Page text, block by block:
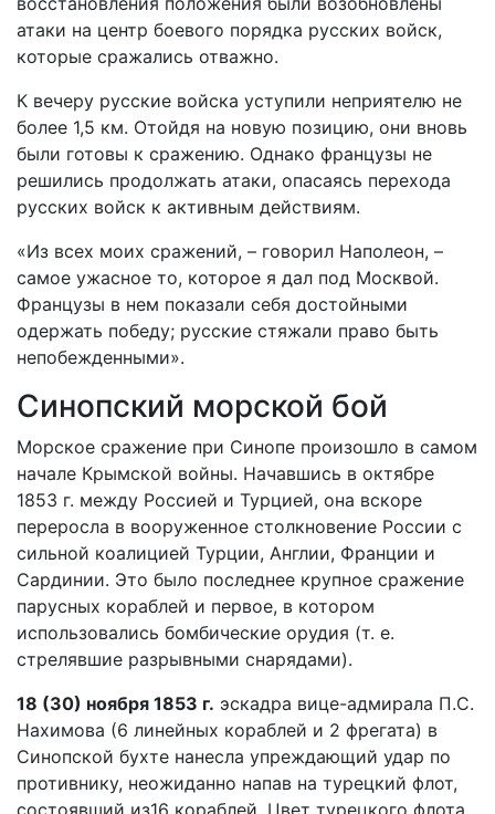
атаки на центр боевого порядка русских войск,
которые сражались отважно.
К вечеру русские войска уступили неприятелю не
более 1,5 км. Отойдя на новую позицию, они вновь
были готовы к сражению. Однако французы не
решились продолжать атаки, опасаясь перехода
русских войск к активным действиям.
«Из всех моих сражений, – говорил Наполеон, –
самое ужасное то, которое я дал под Москвой.
Французы в нем показали себя достойными
одержать победу; русские стяжали право быть
непобежденными».
Синопский морской бой
Морское сражение при Синопе произошло в самом
начале Крымской войны. Начавшись в октябре
1853 г. между Россией и Турцией, она вскоре
переросла в вооруженное столкновение России с
сильной коалицией Турции, Англии, Франции и
Сардинии. Это было последнее крупное сражение
парусных кораблей и первое, в котором
использовались бомбические орудия (т. е.
стрелявшие разрывными снарядами).
18 (30) ноября 1853 г. эскадра вице-адмирала П.С.
Нахимова (6 линейных кораблей и 2 фрегата) в
Синопской бухте нанесла упреждающий удар по
противнику, неожиданно напав на турецкий флот,